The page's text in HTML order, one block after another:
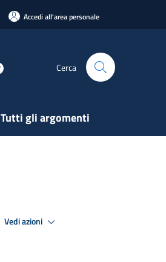
Accedi all'area personale
Cerca
Tutti gli argomenti
Vedi azioni